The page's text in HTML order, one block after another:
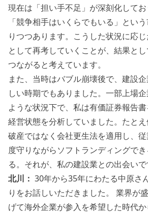
現在は「担い手不足」が深刻化して
「競争相手はいくらでもいる」とい
りつつあります。こうした状況に応
として再考していくことが、結果と
つながると考えています。
また、当時はバブル崩壊後で、建設
しい時期でもありました。一部上場
ような状況下で、私は有価証券報告
経営状態を分析していました。たとえ
破産ではなく会社更生法を適用し、
度守りながらソフトランディングで
る。それが、私の建設業との出会いで
北川： 30年から35年にわたる中原さ
りをお話しいただきました。 業界が
げて海外企業が参入を希望した時代